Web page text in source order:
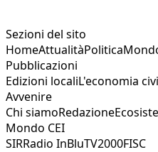
Sezioni del sito
HomeAttualitàPolitica
Pubblicazioni
Edizioni localiL'economia
Avvenire
Chi siamoRedazione
Mondo CEI
SIRRadio InBluTV2000FISC